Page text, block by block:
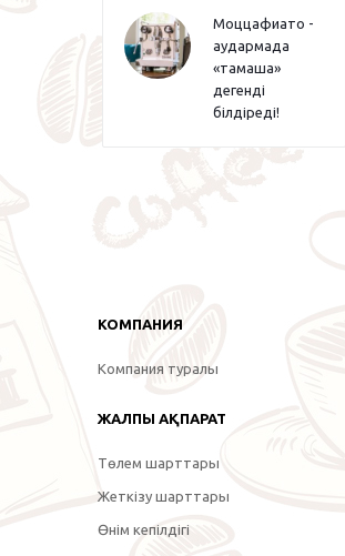
Моццафиато -
аудармада
«тамаша»
дегенді
білдіреді!
КОМПАНИЯ
Компания туралы
ЖАЛПЫ АҚПАРАТ
Төлем шарттары
Жеткізу шарттары
Өнім кепілдігі